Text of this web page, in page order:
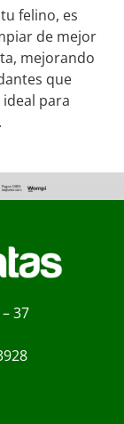
felino, es
de mejor
mejorando
que
para
37